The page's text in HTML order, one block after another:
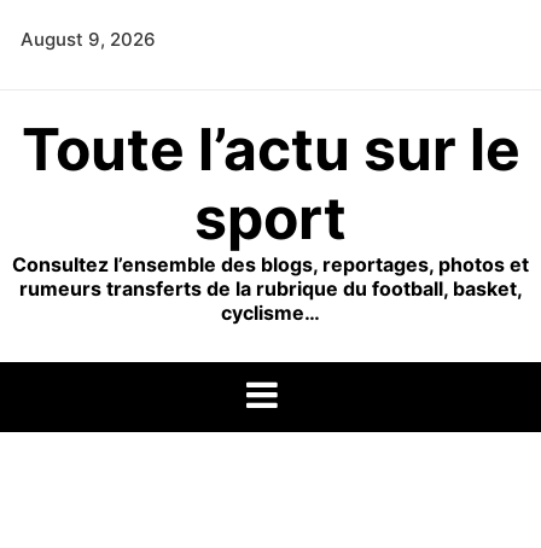
August 9, 2026
Toute l’actu sur le
sport
Consultez l’ensemble des blogs, reportages, photos et
rumeurs transferts de la rubrique du football, basket,
cyclisme…